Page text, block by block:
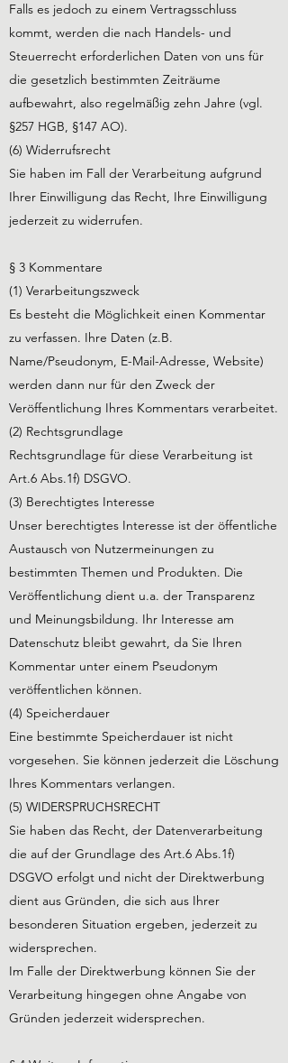
Falls es jedoch zu einem Vertragsschluss
kommt, werden die nach Handels- und
Steuerrecht erforderlichen Daten von uns für
die gesetzlich bestimmten Zeiträume
aufbewahrt, also regelmäßig zehn Jahre (vgl.
§257 HGB, §147 AO).
(6) Widerrufsrecht
Sie haben im Fall der Verarbeitung aufgrund
Ihrer Einwilligung das Recht, Ihre Einwilligung
jederzeit zu widerrufen.
§ 3 Kommentare
(1) Verarbeitungszweck
Es besteht die Möglichkeit einen Kommentar
zu verfassen. Ihre Daten (z.B.
Name/Pseudonym, E-Mail-Adresse, Website)
werden dann nur für den Zweck der
Veröffentlichung Ihres Kommentars verarbeitet.
(2) Rechtsgrundlage
Rechtsgrundlage für diese Verarbeitung ist
Art.6 Abs.1f) DSGVO.
(3) Berechtigtes Interesse
Unser berechtigtes Interesse ist der öffentliche
Austausch von Nutzermeinungen zu
bestimmten Themen und Produkten. Die
Veröffentlichung dient u.a. der Transparenz
und Meinungsbildung. Ihr Interesse am
Datenschutz bleibt gewahrt, da Sie Ihren
Kommentar unter einem Pseudonym
veröffentlichen können.
(4) Speicherdauer
Eine bestimmte Speicherdauer ist nicht
vorgesehen. Sie können jederzeit die Löschung
Ihres Kommentars verlangen.
(5) WIDERSPRUCHSRECHT
Sie haben das Recht, der Datenverarbeitung
die auf der Grundlage des Art.6 Abs.1f)
DSGVO erfolgt und nicht der Direktwerbung
dient aus Gründen, die sich aus Ihrer
besonderen Situation ergeben, jederzeit zu
widersprechen.
Im Falle der Direktwerbung können Sie der
Verarbeitung hingegen ohne Angabe von
Gründen jederzeit widersprechen.